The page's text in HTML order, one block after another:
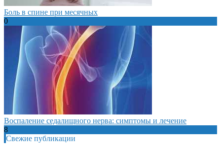
Боль в спине при месячных
0
Воспаление седалищного нерва: симптомы и лечение
8
Свежие публикации